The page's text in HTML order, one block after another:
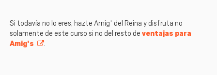
Si todavía no lo eres, hazte Amig' del Reina y disfruta no
solamente de este curso si no del resto de ventajas para
Amig's
.